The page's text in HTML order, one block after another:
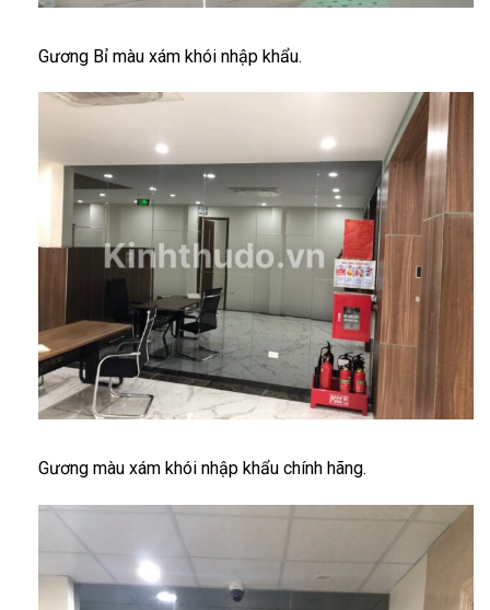
Gương Bỉ màu xám khói nhập khẩu.
Gương màu xám khói nhập khẩu chính hãng.